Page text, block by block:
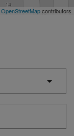
OpenStreetMapcontributors